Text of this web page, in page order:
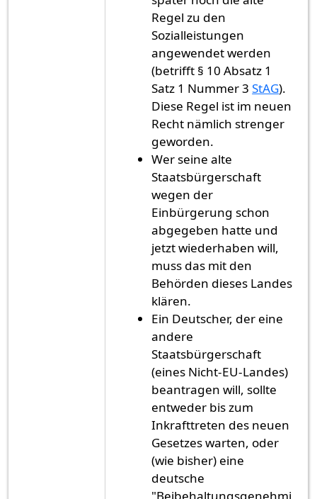
Regel zu den
Sozialleistungen
angewendet werden
(betrifft § 10 Absatz 1
Satz 1 Nummer 3StAG).
Diese Regel ist im neuen
Recht nämlich strenger
geworden.
Wer seine alte
Staatsbürgerschaft
wegen der
Einbürgerung schon
abgegeben hatte und
jetzt wiederhaben will,
muss das mit den
Behörden dieses Landes
klären.
Ein Deutscher, der eine
andere
Staatsbürgerschaft
(eines Nicht-EU-Landes)
beantragen will, sollte
entweder bis zum
Inkrafttreten des neuen
Gesetzes warten, oder
(wie bisher) eine
deutsche